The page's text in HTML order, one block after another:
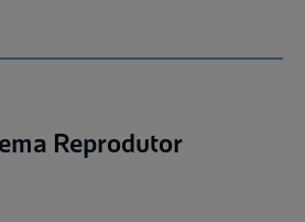
Reprodutor